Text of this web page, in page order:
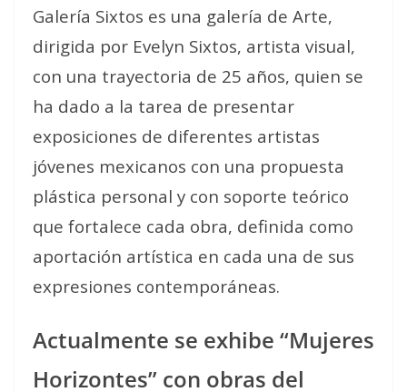
Galería Sixtos es una galería de Arte,
dirigida por Evelyn Sixtos, artista visual,
con una trayectoria de 25 años, quien se
ha dado a la tarea de presentar
exposiciones de diferentes artistas
jóvenes mexicanos con una propuesta
plástica personal y con soporte teórico
que fortalece cada obra, definida como
aportación artística en cada una de sus
expresiones contemporáneas.
Actualmente se exhibe “Mujeres
Horizontes” con obras del